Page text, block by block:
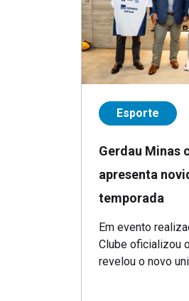
Esporte
Gerdau Minas
apresenta
temporada
Em evento
Clube oficializou
revelou o novo